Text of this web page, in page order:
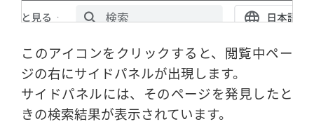
このアイコンをクリックすると、閲覧中ペー
ジの右にサイドパネルが出現します。
サイドパネルには、そのページを発見したと
きの検索結果が表示されています。